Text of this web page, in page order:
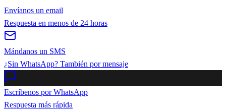
Envíanos un email
Respuesta en menos de 24 horas
Mándanos un SMS
¿Sin WhatsApp? También por mensaje
Escríbenos por WhatsApp
Respuesta más rápida